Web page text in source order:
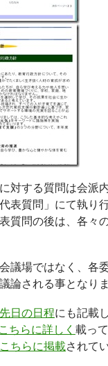
対する質問は会派
表質問」にて執り
質問の後は、各々
議場ではなく、各
論される事となりま
先日の日程にも記載
こちらに詳しく 載っ
こちらに掲載されて